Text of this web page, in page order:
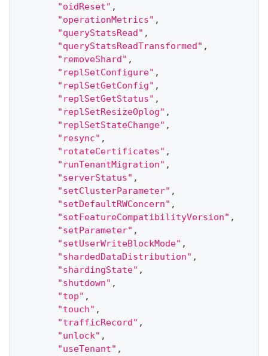
"oidReset" ,
"operationMetrics" ,
"queryStatsRead" ,
"queryStatsReadTransformed" ,
"removeShard" ,
"replSetConfigure" ,
"replSetGetConfig" ,
"replSetGetStatus" ,
"replSetResizeOplog" ,
"replSetStateChange" ,
"resync" ,
"rotateCertificates" ,
"runTenantMigration" ,
"serverStatus" ,
"setClusterParameter" ,
"setDefaultRWConcern" ,
"setFeatureCompatibilityVersion" ,
"setParameter" ,
"setUserWriteBlockMode" ,
"shardedDataDistribution" ,
"shardingState" ,
"shutdown" ,
"top" ,
"touch" ,
"trafficRecord" ,
"unlock" ,
"useTenant" ,